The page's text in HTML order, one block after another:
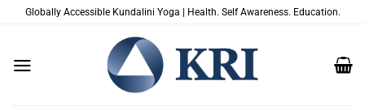
SaltaGlobally Accessible Kundalini Yoga | Health. Self Awareness. Education.